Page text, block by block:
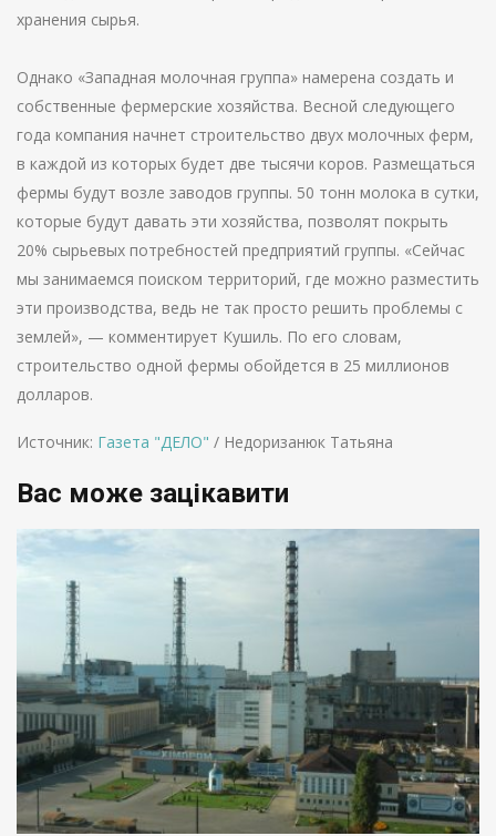
хранения сырья.
Однако «Западная молочная группа» намерена создать и
собственные фермерские хозяйства. Весной следующего
года компания начнет строительство двух молочных ферм,
в каждой из которых будет две тысячи коров. Размещаться
фермы будут возле заводов группы. 50 тонн молока в сутки,
которые будут давать эти хозяйства, позволят покрыть
20% сырьевых потребностей предприятий группы. «Сейчас
мы занимаемся поиском территорий, где можно разместить
эти производства, ведь не так просто решить проблемы с
землей», — комментирует Кушиль. По его словам,
строительство одной фермы обойдется в 25 миллионов
долларов.
Источник: Газета "ДЕЛО" / Недоризанюк Татьяна
Вас може зацікавити